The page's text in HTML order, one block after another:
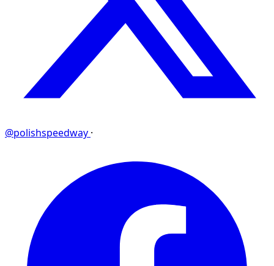
@polishspeedway ·